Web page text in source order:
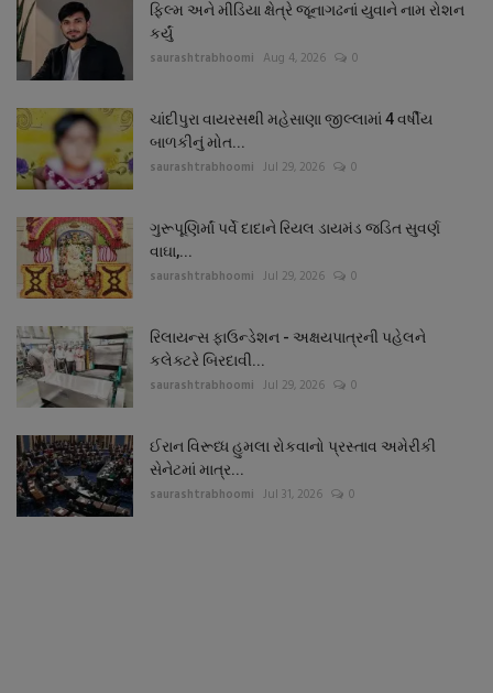
ફિલ્મ અને મીડિયા ક્ષેત્રે જૂનાગઢનાં યુવાને નામ રોશન
કર્યું
saurashtrabhoomi Aug 4, 2026 0
ચાંદીપુરા વાયરસથી મહેસાણા જીલ્લામાં 4 વર્ષીય
બાળકીનું મોત...
saurashtrabhoomi Jul 29, 2026 0
ગુરૂપૂણિર્માં પર્વે દાદાને રિયલ ડાયમંડ જડિત સુવર્ણ
વાઘા,...
saurashtrabhoomi Jul 29, 2026 0
રિલાયન્સ ફાઉન્ડેશન - અક્ષયપાત્રની પહેલને
કલેક્ટરે બિરદાવી...
saurashtrabhoomi Jul 29, 2026 0
ઈરાન વિરૂધ્ધ હુમલા રોકવાનો પ્રસ્તાવ અમેરીકી
સેનેટમાં માત્ર...
saurashtrabhoomi Jul 31, 2026 0